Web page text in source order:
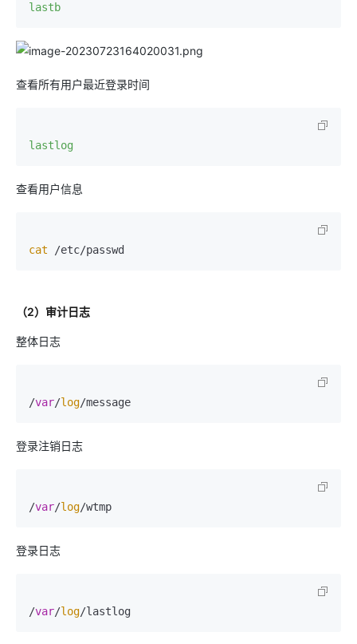
lastb
查看所有用户最近登录时间
lastlog
查看用户信息
cat
（2）审计日志
整体日志
/var/log
登录注销日志
/var/log
登录日志
/var/log